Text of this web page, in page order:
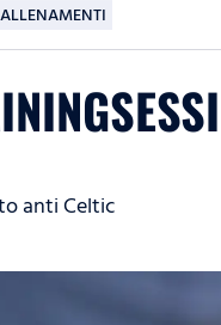
ALLENAMENTI
anti Celtic